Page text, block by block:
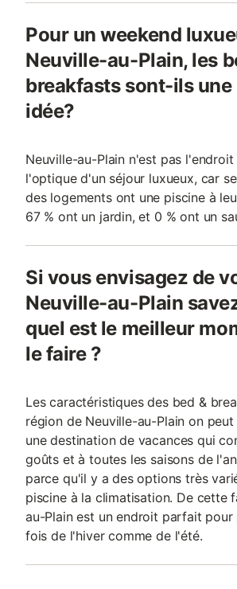
Pour un weekend
Neuville-au-Plain, les
breakfasts sont-ils une
idée?
Neuville-au-Plain n'est pas
l'optique d'un séjour luxueux, car
des logements ont une piscine à
67 % ont un jardin, et 0 % ont un
Si vous envisagez de
Neuville-au-Plain
quel est le meilleur
le faire ?
Les caractéristiques des bed &
région de Neuville-au-Plain on
une destination de vacances qui
goûts et à toutes les saisons de
parce qu'il y a des options très
piscine à la climatisation. De cette
au-Plain est un endroit parfait
fois de l'hiver comme de l'été.